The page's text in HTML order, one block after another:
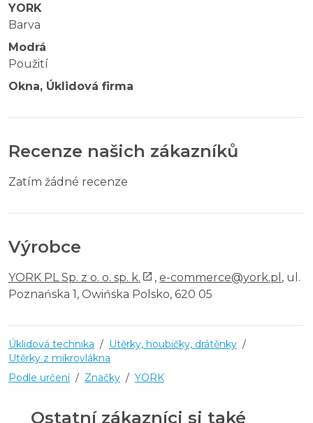
YORK
Barva
Modrá
Použití
Okna, Úklidová firma
Recenze našich zákazníků
Zatím žádné recenze
Výrobce
YORK PL Sp. z o. o. sp. k. , e-commerce@york.pl , ul.
Poznańska 1, Owińska Polsko, 620 05
Úklidová technika / Utěrky, houbičky, drátěnky /
Utěrky z mikrovlákna
Podle určení / Značky / YORK
Ostatní zákazníci si také